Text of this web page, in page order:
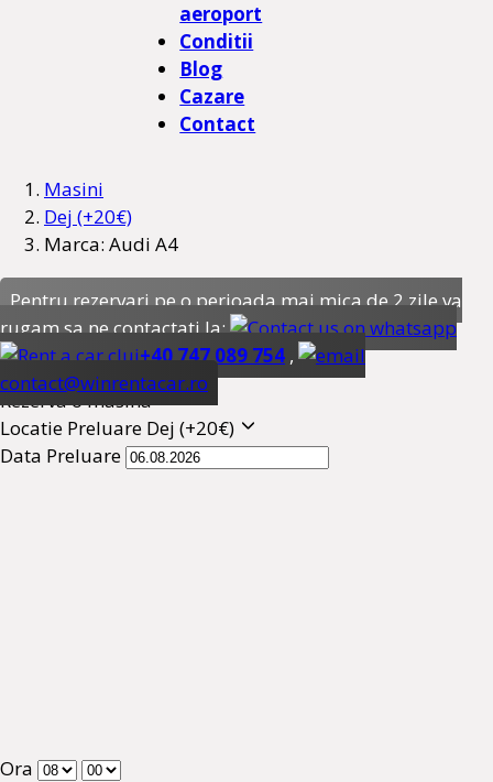
aeroport
Conditii
Blog
Cazare
Contact
Masini
Dej (+20€)
Marca: Audi A4
Pentru rezervari pe o perioada mai mica de 2 zile va
rugam sa ne contactati la:
+40 747 089 754 ,
contact@winrentacar.ro
Rezerva o masina
Locatie Preluare Dej (+20€)
Data Preluare
Ora